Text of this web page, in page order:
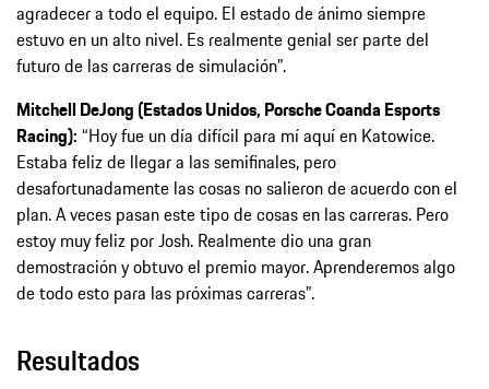
agradecer a todo el equipo. El estado de ánimo siempre
estuvo en un alto nivel. Es realmente genial ser parte del
futuro de las carreras de simulación”.
Mitchell DeJong (Estados Unidos, Porsche Coanda Esports
Racing): “Hoy fue un día difícil para mí aquí en Katowice.
Estaba feliz de llegar a las semifinales, pero
desafortunadamente las cosas no salieron de acuerdo con el
plan. A veces pasan este tipo de cosas en las carreras. Pero
estoy muy feliz por Josh. Realmente dio una gran
demostración y obtuvo el premio mayor. Aprenderemos algo
de todo esto para las próximas carreras”.
Resultados